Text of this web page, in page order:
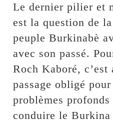
Le dernier pilier et
est la question de
peuple Burkinabè
avec son passé.
Roch Kaboré, c’est
passage obligé
problèmes
conduire le